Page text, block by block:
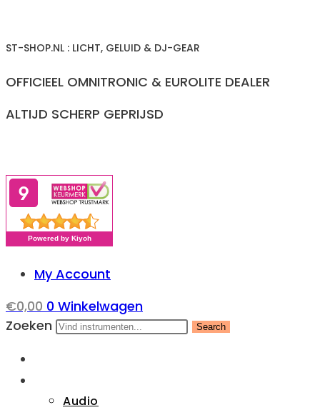
inhoud
ST-SHOP.NL : LICHT, GELUID & DJ-GEAR
OFFICIEEL OMNITRONIC & EUROLITE DEALER
ALTIJD SCHERP GEPRIJSD
My Account
€0,00 0 Winkelwagen
Zoeken
Search
Audio